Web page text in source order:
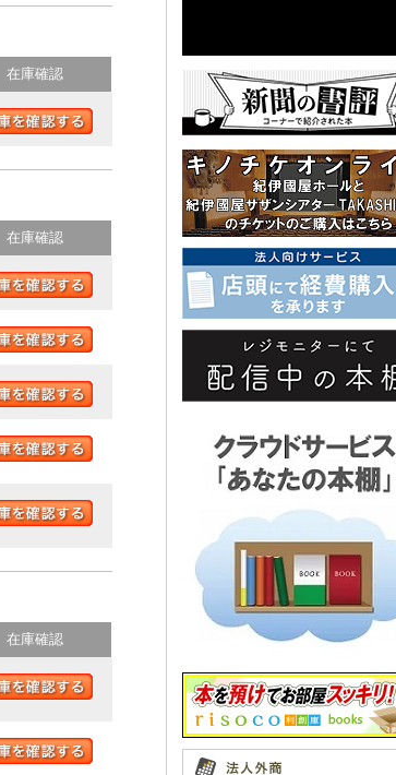
在庫確認
在庫確認
在庫確認